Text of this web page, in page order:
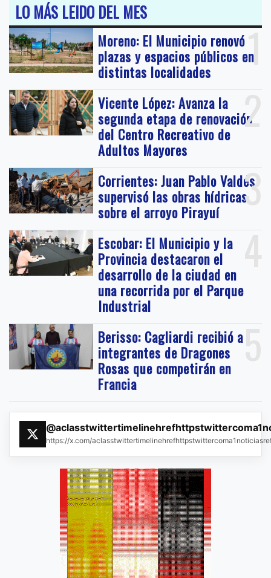
LO MÁS LEIDO DEL MES
1
Moreno: El Municipio renovó
plazas y espacios públicos en
distintas localidades
2
Vicente López: Avanza la
segunda etapa de renovación
del Centro Recreativo de
Adultos Mayores
3
Corrientes: Juan Pablo Valdés
supervisó las obras hídricas
sobre el arroyo Pirayuí
4
Escobar: El Municipio y la
Provincia destacaron el
desarrollo de la ciudad en
una recorrida por el Parque
Industrial
5
Berisso: Cagliardi recibió a
integrantes de Dragones
Rosas que competirán en
Francia
https://x.com/